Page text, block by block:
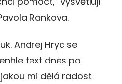
Rankova.
Andrej Hryc se
text dnes po
mi dělá radost